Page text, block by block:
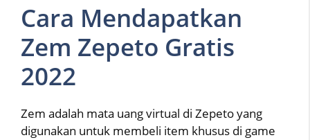
Cara Mendapatkan
Zem Zepeto Gratis
2022
Zem adalah mata uang virtual di Zepeto yang
digunakan untuk membeli item khusus di game